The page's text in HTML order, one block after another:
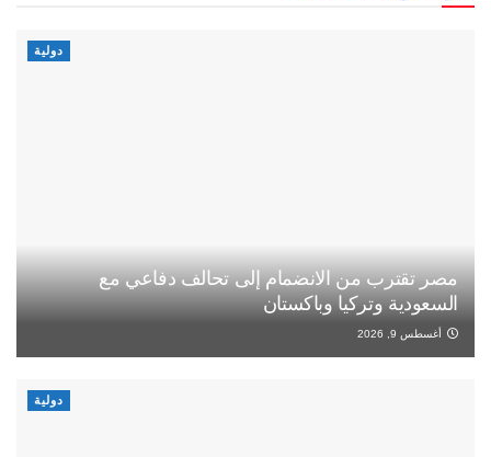
دولية
مصر تقترب من الانضمام إلى تحالف دفاعي مع
السعودية وتركيا وباكستان
أغسطس 9, 2026
دولية